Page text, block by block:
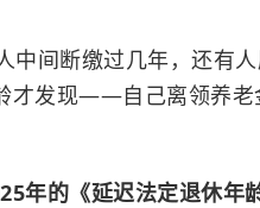
中间断缴过几年，还有
才发现——自己离领养
年的《延迟法定退休年